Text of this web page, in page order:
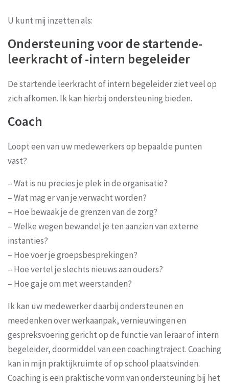
U kunt mij inzetten als:
Ondersteuning voor de startende-
leerkracht of -intern begeleider
De startende leerkracht of intern begeleider ziet veel op
zich afkomen. Ik kan hierbij ondersteuning bieden.
Coach
Loopt een van uw medewerkers op bepaalde punten
vast?
– Wat is nu precies je plek in de organisatie?
– Wat mag er van je verwacht worden?
– Hoe bewaak je de grenzen van de zorg?
– Welke wegen bewandel je ten aanzien van externe
instanties?
– Hoe voer je groepsbesprekingen?
– Hoe vertel je slechts nieuws aan ouders?
– Hoe ga je om met weerstanden?
Ik kan uw medewerker daarbij ondersteunen en
meedenken over werkaanpak, vernieuwingen en
gespreksvoering gericht op de functie van leraar of intern
begeleider, doormiddel van een coachingtraject. Coaching
kan in mijn praktijkruimte of op school plaatsvinden.
Coaching is een praktische vorm van ondersteuning bij het